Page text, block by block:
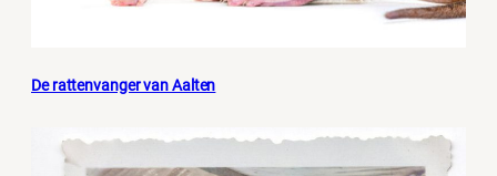
De rattenvanger van Aalten